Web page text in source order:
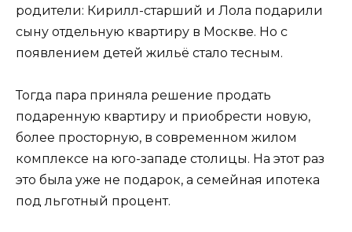
родители: Кирилл-старший и Лола подарили
сыну отдельную квартиру в Москве. Но с
появлением детей жильё стало тесным.
Тогда пара приняла решение продать
подаренную квартиру и приобрести новую,
более просторную, в современном жилом
комплексе на юго-западе столицы. На этот раз
это была уже не подарок, а семейная ипотека
под льготный процент.